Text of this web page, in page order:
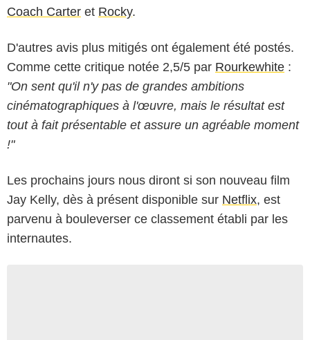
Coach Carter et Rocky.
D'autres avis plus mitigés ont également été postés.
Comme cette critique notée 2,5/5 par Rourkewhite :
"On sent qu'il n'y pas de grandes ambitions
cinématographiques à l'œuvre, mais le résultat est
tout à fait présentable et assure un agréable moment
!"
Les prochains jours nous diront si son nouveau film
Jay Kelly, dès à présent disponible sur Netflix, est
parvenu à bouleverser ce classement établi par les
internautes.